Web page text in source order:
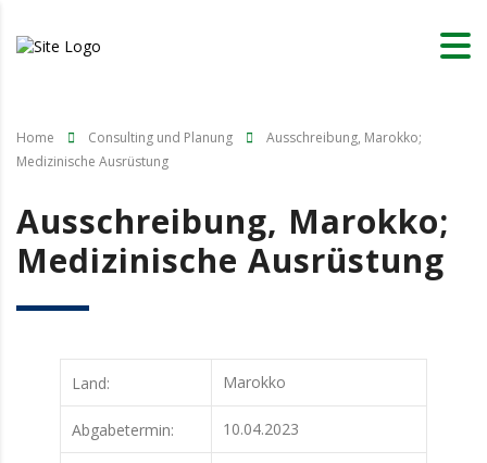
Home Consulting und Planung
Ausschreibung, Marokko;
Medizinische Ausrüstung
Ausschreibung, Marokko;
Medizinische Ausrüstung
Land: Marokko
Abgabetermin: 10.04.2023